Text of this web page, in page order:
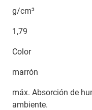
g/cm³
1,79
Color
marrón
máx. Absorción de
ambiente.